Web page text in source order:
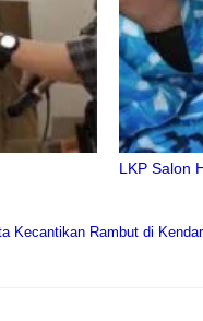
LKP Salon
Kecantikan Rambut di